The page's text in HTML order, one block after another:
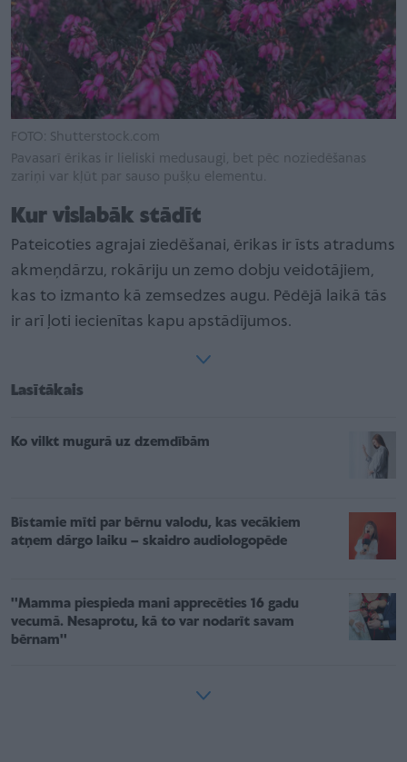
FOTO: Shutterstock.com
Pavasarī ērikas ir lieliski medusaugi, bet pēc noziedēšanas
zariņi var kļūt par sauso pušķu elementu.
Kur vislabāk stādīt
Pateicoties agrajai ziedēšanai, ērikas ir īsts atradums
akmeņdārzu, rokāriju un zemo dobju veidotājiem,
kas to izmanto kā zemsedzes augu. Pēdējā laikā tās
ir arī ļoti iecienītas kapu apstādījumos.
Lasītākais
Ko vilkt mugurā uz dzemdībām
Bīstamie mīti par bērnu valodu, kas vecākiem
atņem dārgo laiku – skaidro audiologopēde
''Mamma piespieda mani apprecēties 16 gadu
vecumā. Nesaprotu, kā to var nodarīt savam
bērnam''